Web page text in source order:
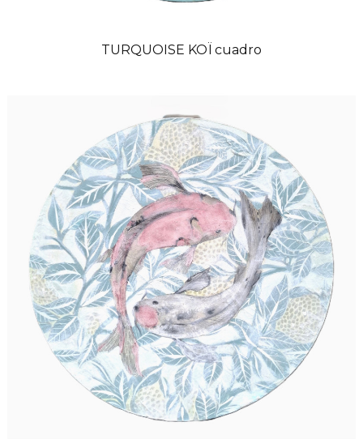
TURQUOISE KOÏ cuadro